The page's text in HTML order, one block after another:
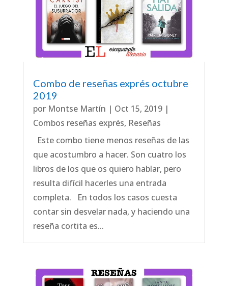
Combo de reseñas exprés octubre
2019
por Montse Martín | Oct 15, 2019|
Combos reseñas exprés, Reseñas
Este combo tiene menos reseñas de las
que acostumbro a hacer. Son cuatro los
libros de los que os quiero hablar, pero
resulta difícil hacerles una entrada
completa. En todos los casos cuesta
contar sin desvelar nada, y haciendo una
reseña cortita es...